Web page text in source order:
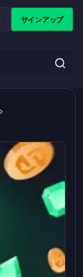
サインアップ
>